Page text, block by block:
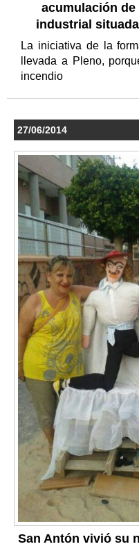
acumulación
industrial
La iniciativa de la
llevada a Pleno,
incendio
27/06/2014
San Antón vivió su